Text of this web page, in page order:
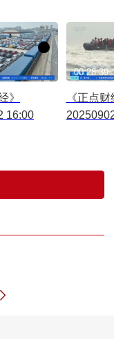
》
16:00
《正点
00:28:39